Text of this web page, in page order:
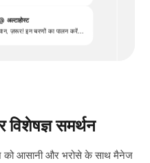
अल्टाहोस्ट
ज़रूर! इन चरणों का पालन करें...
समर्थन
को आसानी और भरोसे के साथ मैनेज